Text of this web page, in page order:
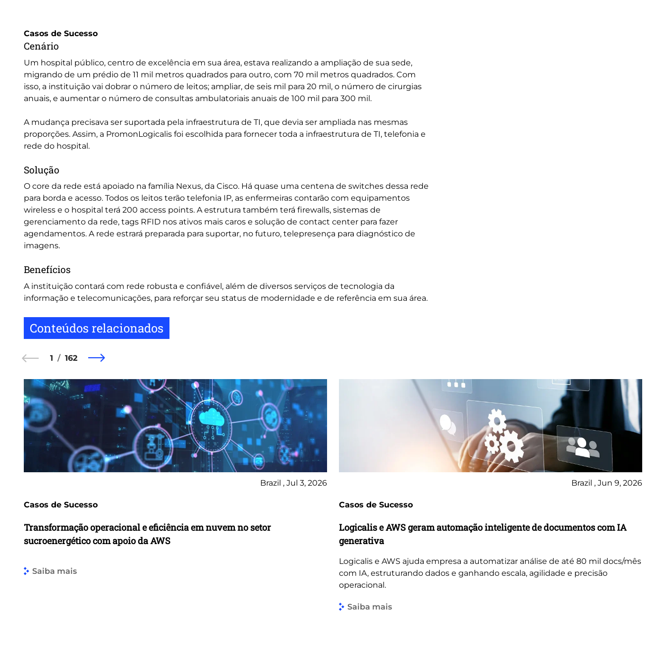
Casos de Sucesso
Cenário
Um hospital público, centro de excelência em sua área, estava realizando a ampliação de sua sede,
migrando de um prédio de 11 mil metros quadrados para outro, com 70 mil metros quadrados. Com
isso, a instituição vai dobrar o número de leitos; ampliar, de seis mil para 20 mil, o número de cirurgias
anuais, e aumentar o número de consultas ambulatoriais anuais de 100 mil para 300 mil.
A mudança precisava ser suportada pela infraestrutura de TI, que devia ser ampliada nas mesmas
proporções. Assim, a PromonLogicalis foi escolhida para fornecer toda a infraestrutura de TI, telefonia e
rede do hospital.
Solução
O core da rede está apoiado na família Nexus, da Cisco. Há quase uma centena de switches dessa rede
para borda e acesso. Todos os leitos terão telefonia IP, as enfermeiras contarão com equipamentos
wireless e o hospital terá 200 access points. A estrutura também terá firewalls, sistemas de
gerenciamento da rede, tags RFID nos ativos mais caros e solução de contact center para fazer
agendamentos. A rede estrará preparada para suportar, no futuro, telepresença para diagnóstico de
imagens.
Benefícios
A instituição contará com rede robusta e confiável, além de diversos serviços de tecnologia da
informação e telecomunicações, para reforçar seu status de modernidade e de referência em sua área.
Conteúdos relacionados
1 162
Brazil , Jul 3, 2026
Casos de Sucesso
Transformação operacional e eficiência em nuvem no setor
sucroenergético com apoio da AWS
Saiba mais
Brazil , Jun 9, 2026
Casos de Sucesso
Logicalis e AWS geram automação inteligente de documentos com IA
generativa
Logicalis e AWS ajuda empresa a automatizar análise de até 80 mil docs/mês
com IA, estruturando dados e ganhando escala, agilidade e precisão
operacional.
Saiba mais